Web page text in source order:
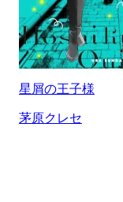
星屑の王子様
茅原クレセ